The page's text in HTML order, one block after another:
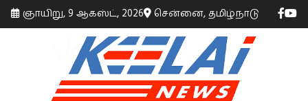
ஞாயிறு, 9 ஆகஸ்ட், 2026 சென்னை, தமிழ்நாடு